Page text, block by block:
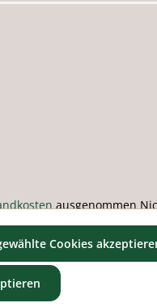
ausgenommen
Cookies